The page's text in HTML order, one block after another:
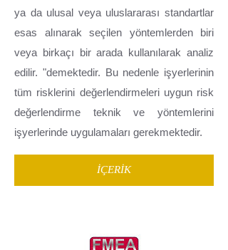
ya da ulusal veya uluslararası standartlar
esas alınarak seçilen yöntemlerden biri
veya birkaçı bir arada kullanılarak analiz
edilir. "demektedir. Bu nedenle işyerlerinin
tüm risklerini değerlendirmeleri uygun risk
değerlendirme teknik ve yöntemlerini
işyerlerinde uygulamaları gerekmektedir.
İÇERİK